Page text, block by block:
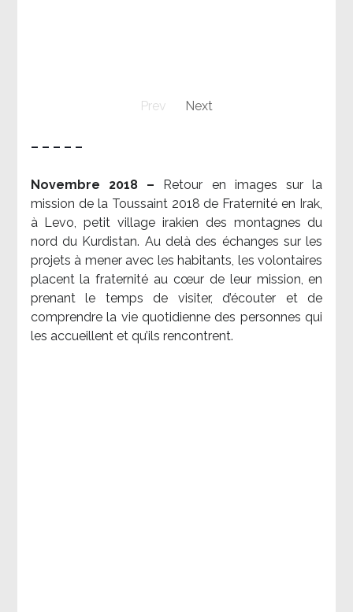
Prev Next
– – – – –
Novembre 2018 –
Retour en images sur la
mission de la Toussaint 2018 de Fraternité en Irak,
à Levo, petit village irakien des montagnes du
nord du Kurdistan. Au delà des échanges sur les
projets à mener avec les habitants, les volontaires
placent la fraternité au cœur de leur mission, en
prenant le temps de visiter, d’écouter et de
comprendre la vie quotidienne des personnes qui
les accueillent et qu’ils rencontrent.